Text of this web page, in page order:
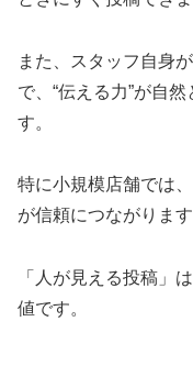
また、スタッフ自身
で、“伝える力”が自
す。
特に小規模店舗では
が信頼につながります
「人が見える投稿」
値です。